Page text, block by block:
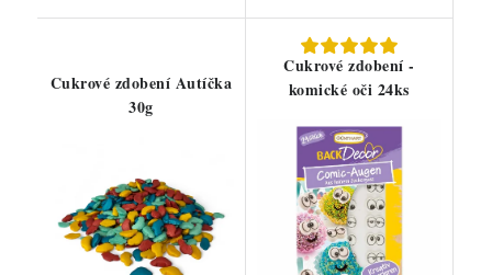
Cukrové zdobení Autíčka
30g
Cukrové zdobení -
komické oči 24ks